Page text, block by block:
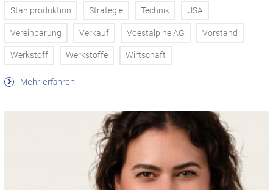
Stahlproduktion Strategie Technik USA
Vereinbarung Verkauf Voestalpine AG Vorstand
Werkstoff Werkstoffe Wirtschaft
Mehr erfahren